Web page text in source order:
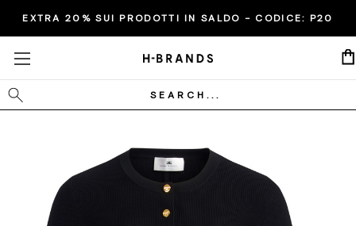
EXTRA 20% SUI PRODOTTI IN SALDO - CODICE: P20
Cerca